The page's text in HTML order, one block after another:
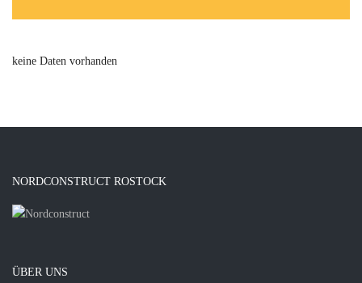
keine Daten vorhanden
NORDCONSTRUCT ROSTOCK
ÜBER UNS